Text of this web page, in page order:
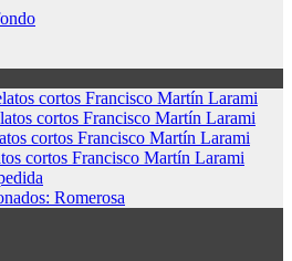
cortos Francisco Martín Larami
cortos Francisco Martín Larami
cortos Francisco Martín Larami
cortos Francisco Martín Larami
Romerosa